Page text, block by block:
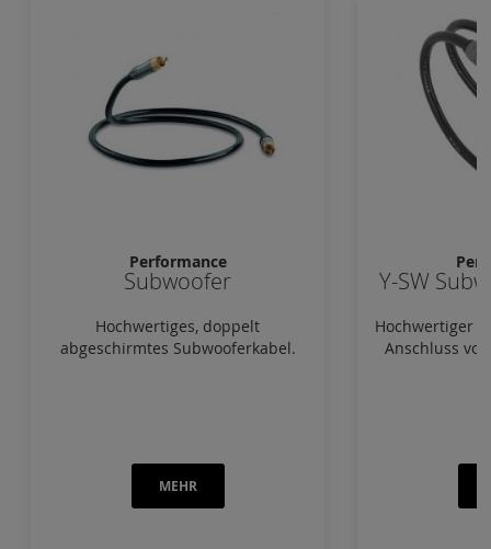
Performance
Subwoofer
Hochwertiges, doppelt
abgeschirmtes Subwooferkabel.
MEHR
Y-SW
Hochwertiger
Anschluss